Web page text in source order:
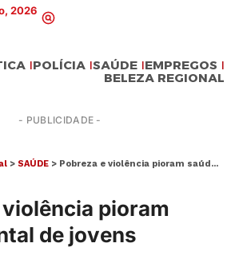
2026
POLÍCIA SAÚDE EMPREGOS
BELEZA REGIONAL
- PUBLICIDADE -
>SAÚDE > Pobreza e violência pioram saúde mental de jovens
violência pioram
de jovens